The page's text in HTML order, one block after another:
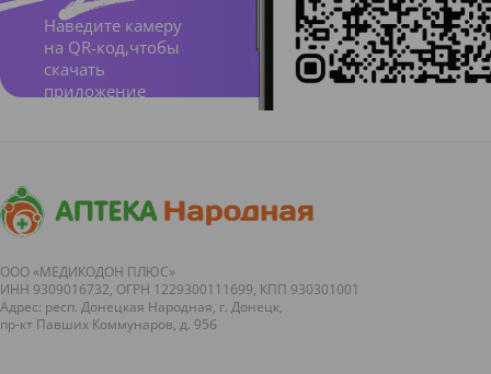
Наведите камеру
на QR-код,чтобы
скачать
приложение
ООО «МЕДИКОДОН ПЛЮС»
ИНН 9309016732, ОГРН 1229300111699, КПП 930301001
Адрес: респ. Донецкая Народная, г. Донецк,
пр-кт Павших Коммунаров, д. 95б